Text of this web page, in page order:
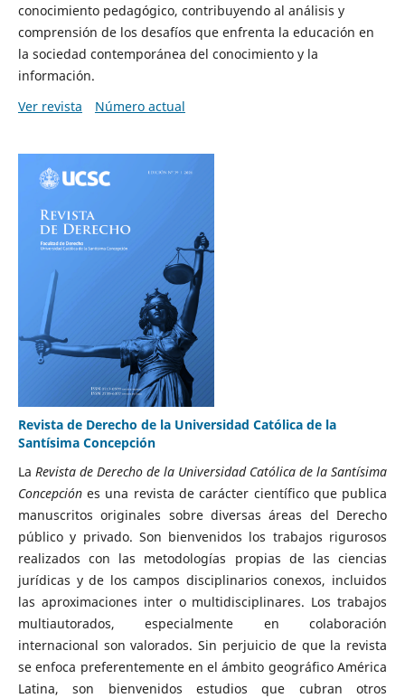
conocimiento pedagógico, contribuyendo al análisis y
comprensión de los desafíos que enfrenta la educación en
la sociedad contemporánea del conocimiento y la
información.
Ver revista
Número actual
Revista de Derecho de la Universidad Católica de la
Santísima Concepción
La Revista de Derecho de la Universidad Católica de la Santísima
Concepciónes una revista de carácter científico que publica
manuscritos originales sobre diversas áreas del Derecho
público y privado. Son bienvenidos los trabajos rigurosos
realizados con las metodologías propias de las ciencias
jurídicas y de los campos disciplinarios conexos, incluidos
las aproximaciones inter o multidisciplinares. Los trabajos
multiautorados, especialmente en colaboración
internacional son valorados. Sin perjuicio de que la revista
se enfoca preferentemente en el ámbito geográfico América
Latina, son bienvenidos estudios que cubran otros